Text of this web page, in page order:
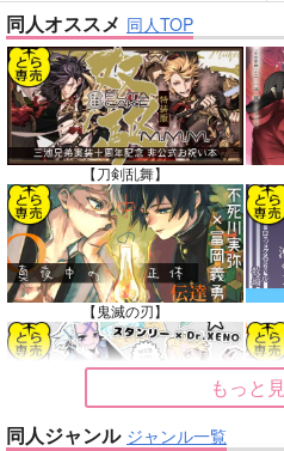
同人オススメ 同人TOP
【刀剣乱舞】
【鬼滅の刃】
もっと
同人ジャンル ジャンル一覧